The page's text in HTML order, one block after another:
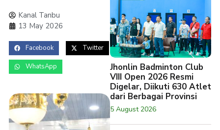
Kanal Tanbu
13 May 2026
Facebook Twitter
WhatsApp
Jhonlin Badminton Club
VIII Open 2026 Resmi
Digelar, Diikuti 630 Atlet
dari Berbagai Provinsi
5 August 2026